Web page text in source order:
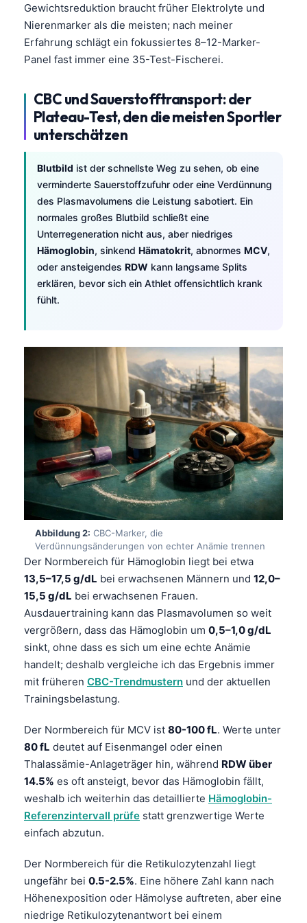
Gewichtsreduktion braucht früher Elektrolyte und
Nierenmarker als die meisten; nach meiner
Erfahrung schlägt ein fokussiertes 8–12-Marker-
Panel fast immer eine 35-Test-Fischerei.
CBC und Sauerstofftransport: der
Plateau-Test, den die meisten Sportler
unterschätzen
Blutbild ist der schnellste Weg zu sehen, ob eine
verminderte Sauerstoffzufuhr oder eine Verdünnung
des Plasmavolumens die Leistung sabotiert. Ein
normales großes Blutbild schließt eine
Unterregeneration nicht aus, aber niedriges
Hämoglobin, sinkend Hämatokrit, abnormes MCV,
oder ansteigendes RDW kann langsame Splits
erklären, bevor sich ein Athlet offensichtlich krank
fühlt.
Abbildung 2: CBC-Marker, die
Verdünnungsänderungen von echter Anämie trennen
Der Normbereich für Hämoglobin liegt bei etwa
13,5–17,5 g/dL bei erwachsenen Männern und 12,0–
15,5 g/dL bei erwachsenen Frauen.
Ausdauertraining kann das Plasmavolumen so weit
vergrößern, dass das Hämoglobin um 0,5–1,0 g/dL
sinkt, ohne dass es sich um eine echte Anämie
handelt; deshalb vergleiche ich das Ergebnis immer
mit früheren CBC-Trendmustern und der aktuellen
Trainingsbelastung.
Der Normbereich für MCV ist 80-100 fL. Werte unter
80 fL deutet auf Eisenmangel oder einen
Thalassämie-Anlageträger hin, während RDW über
14.5% es oft ansteigt, bevor das Hämoglobin fällt,
weshalb ich weiterhin das detaillierte Hämoglobin-
Referenzintervall prüfe statt grenzwertige Werte
einfach abzutun.
Der Normbereich für die Retikulozytenzahl liegt
ungefähr bei 0.5-2.5%. Eine höhere Zahl kann nach
Höhenexposition oder Hämolyse auftreten, aber eine
niedrige Retikulozytenantwort bei einem